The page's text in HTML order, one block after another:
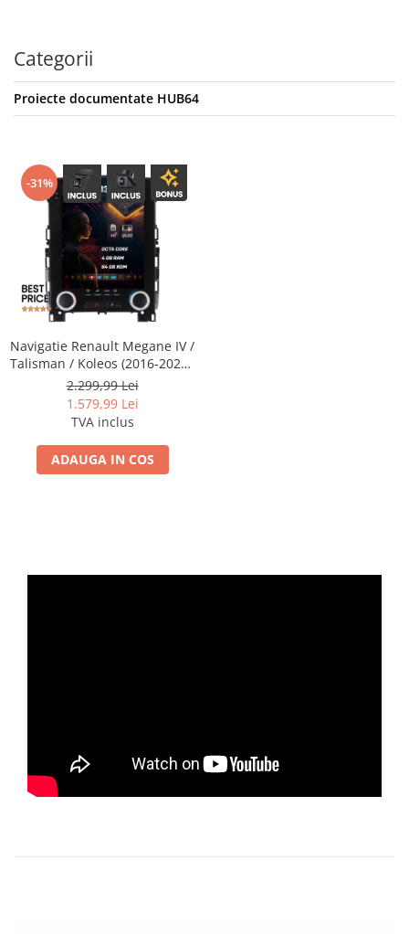
Categorii
Proiecte documentate HUB64
-31%
Navigatie Renault Megane IV /
Talisman / Koleos (2016-2020),
4GB RAM, Android 13,
Octacore, Slot Sim 4G, DSP,
GPS, Wi-FI, Carplay, Android
Auto, USB, Bluetooth, Waze,
Touchscreen, 9.7" inch
2.299,99 Lei
1.579,99 Lei
TVA inclus
ADAUGA IN COS